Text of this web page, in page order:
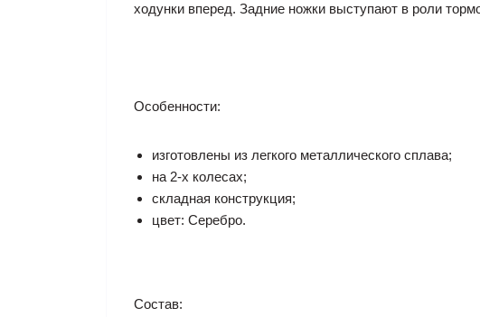
ходунки вперед. Задние ножки выступают в роли
Особенности:
изготовлены из легкого металлического сплава;
на 2-х колесах;
складная конструкция;
цвет: Серебро.
Состав: